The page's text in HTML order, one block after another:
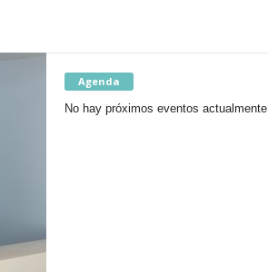
Agenda
No hay próximos eventos actualmente.